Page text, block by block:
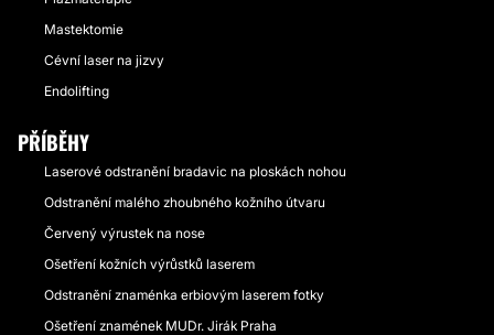
Mastektomie
Cévní laser na jizvy
Endolifting
PŘÍBĚHY
Laserové odstranění bradavic na ploskách nohou
Odstranění malého zhoubného kožního útvaru
Červený výrustek na nose
Ošetření kožních výrůstků laserem
Odstranění znaménka erbiovým laserem fotky
Ošetření znamének MUDr. Jirák Praha